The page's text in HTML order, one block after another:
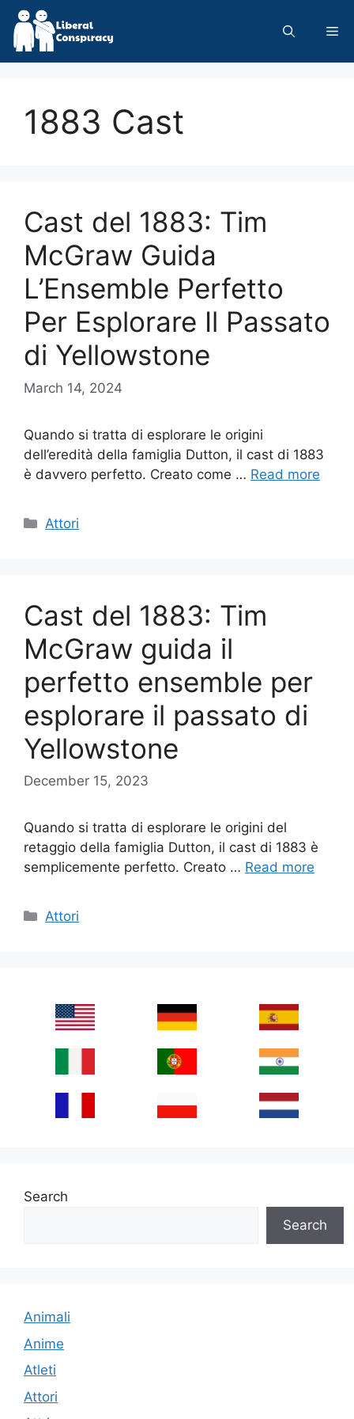
Skip
content
1883 Cast
Cast del 1883: Tim
McGraw Guida
L’Ensemble Perfetto
Per Esplorare Il Passato
di Yellowstone
March 14, 2024
Quando si tratta di esplorare le origini
dell’eredità della famiglia Dutton, il cast di 1883
è davvero perfetto. Creato come … Read more
Categories
Attori
Cast del 1883: Tim
McGraw guida il
perfetto ensemble per
esplorare il passato di
Yellowstone
December 15, 2023
Quando si tratta di esplorare le origini del
retaggio della famiglia Dutton, il cast di 1883 è
semplicemente perfetto. Creato … Read more
Categories
Attori
Search
Search
Animali
Anime
Atleti
Attori